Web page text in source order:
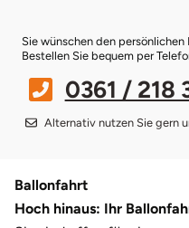
Sie wünschen den persönlichen
Bestellen Sie bequem per
0361 / 218
Alternativ nutzen Sie gern
Ballonfahrt
Hoch hinaus: Ihr
Strausberg (Berlin/
Sömmerda
sächsische Schweiz
Witterda